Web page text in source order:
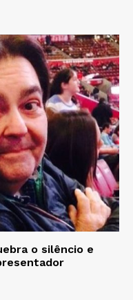
o silêncio e